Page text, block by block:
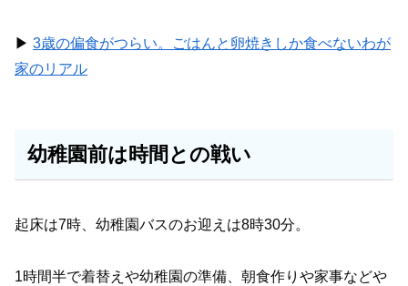
▶︎ 3歳の偏食がつらい。ごはんと卵焼きしか食べないわが
家のリアル
幼稚園前は時間との戦い
起床は7時、幼稚園バスのお迎えは8時30分。
1時間半で着替えや幼稚園の準備、朝食作りや家事などや